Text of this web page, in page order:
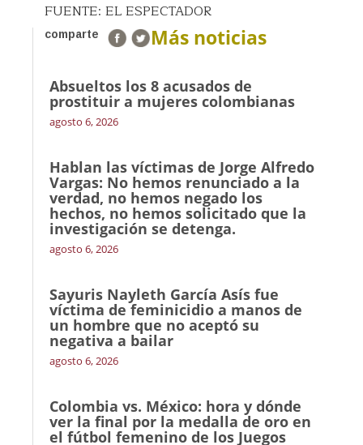
FUENTE: EL ESPECTADOR
comparte Más noticias
Absueltos los 8 acusados de
prostituir a mujeres colombianas
agosto 6, 2026
Hablan las víctimas de Jorge Alfredo
Vargas: No hemos renunciado a la
verdad, no hemos negado los
hechos, no hemos solicitado que la
investigación se detenga.
agosto 6, 2026
Sayuris Nayleth García Asís fue
víctima de feminicidio a manos de
un hombre que no aceptó su
negativa a bailar
agosto 6, 2026
Colombia vs. México: hora y dónde
ver la final por la medalla de oro en
el fútbol femenino de los Juegos